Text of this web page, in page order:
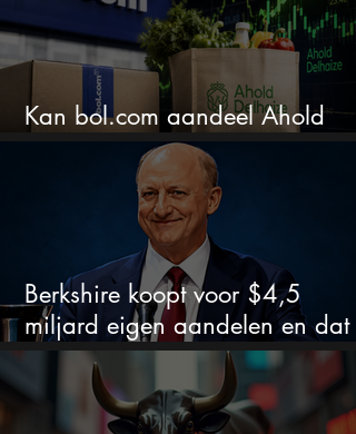
Kan bol.com aandeel Ahold
nieuw leven inblazen?
Berkshire koopt voor $4,5
miljard eigen aandelen en dat
zegt veel over de waardering